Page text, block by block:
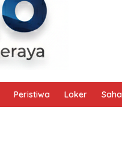
Peristiwa Loker